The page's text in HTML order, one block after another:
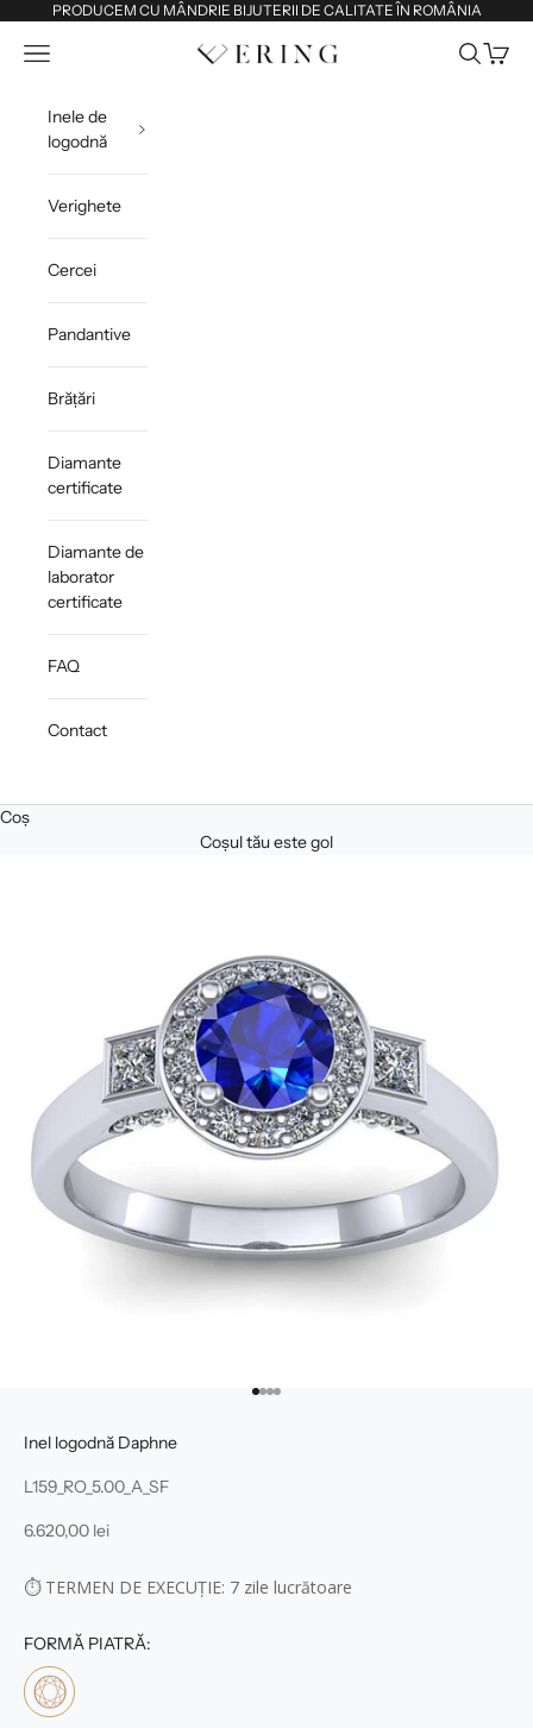
Sari la conținutPRODUCEM CU MÂNDRIE BIJUTERII DE CALITATE ÎN ROMÂNIA
Ering
Deschide meniul de navigare Deschide
Inele de
logodnă
Verighete
Cercei
Pandantive
Brățări
Diamante
certificate
Diamante de
laborator
certificate
FAQ
Contact
Coș
Coșul tău este gol
Mergi la articolul 1
Mergi la articolul 2
Mergi la articolul 3
Mergi la articolul 4
Inel logodnă Daphne
L159_RO_5.00_A_SF
Preț redus
6.620,00 lei
⏱ TERMEN DE EXECUȚIE: 7 zile lucrătoare
FORMĂ PIATRĂ: